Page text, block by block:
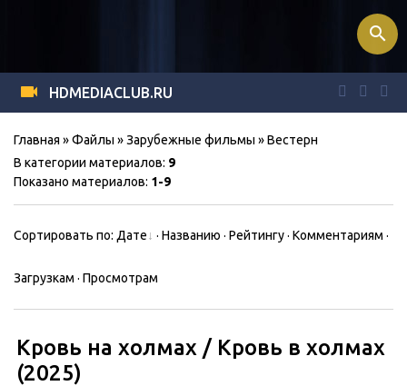
HDMEDIACLUB.RU
search
Главная »Файлы »Зарубежные фильмы » Вестерн
В категории материалов: 9
Показано материалов: 1-9
Сортировать по: Дате · Названию · Рейтингу· Комментариям ·
Загрузкам · Просмотрам
Кровь на холмах / Кровь в холмах
(2025)